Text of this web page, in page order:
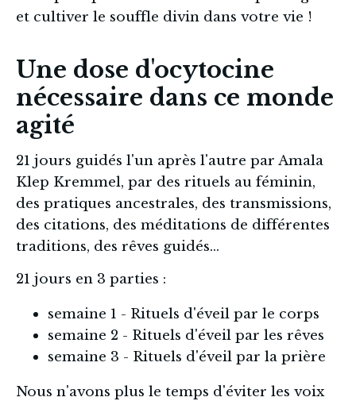
et cultiver le souffle divin dans votre vie !
Une dose d'ocytocine
nécessaire dans ce monde
agité
21 jours guidés l'un après l'autre par Amala
Klep Kremmel, par des rituels au féminin,
des pratiques ancestrales, des transmissions,
des citations, des méditations de différentes
traditions, des rêves guidés...
21 jours en 3 parties :
semaine 1 - Rituels d'éveil par le corps
semaine 2 - Rituels d'éveil par les rêves
semaine 3 - Rituels d'éveil par la prière
Nous n'avons plus le temps d'éviter les voix